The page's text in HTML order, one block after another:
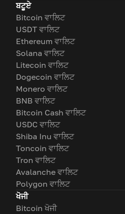
ਬਟੂਏ
Bitcoin ਵਾਲਿਟ
USDT ਵਾਲਿਟ
Ethereum ਵਾਲਿਟ
Solana ਵਾਲਿਟ
Litecoin ਵਾਲਿਟ
Dogecoin ਵਾਲਿਟ
Monero ਵਾਲਿਟ
BNB ਵਾਲਿਟ
Bitcoin Cash ਵਾਲਿਟ
USDC ਵਾਲਿਟ
Shiba Inu ਵਾਲਿਟ
Toncoin ਵਾਲਿਟ
Tron ਵਾਲਿਟ
Avalanche ਵਾਲਿਟ
Polygon ਵਾਲਿਟ
ਖੋਜੀ
Bitcoin ਖੋਜੀ